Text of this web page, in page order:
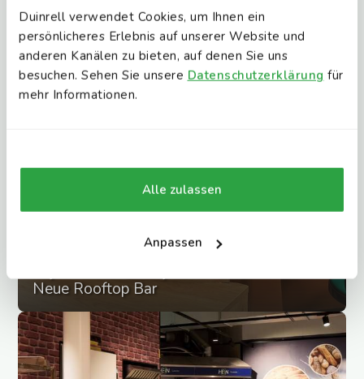
Duinrell verwendet Cookies, um Ihnen ein
persönlicheres Erlebnis auf unserer Website und
anderen Kanälen zu bieten, auf denen Sie uns
besuchen. Sehen Sie unsere Datenschutzerklärung für
mehr Informationen.
Alle zulassen
Anpassen
Neue Rooftop Bar